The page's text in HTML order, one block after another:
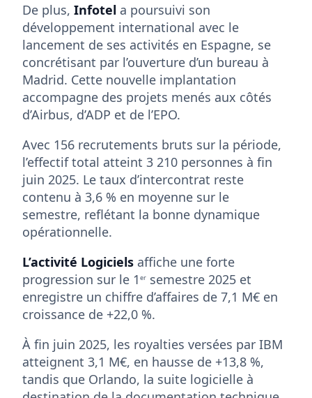
De plus, Infotel a poursuivi son
développement international avec le
lancement de ses activités en Espagne, se
concrétisant par l’ouverture d’un bureau à
Madrid. Cette nouvelle implantation
accompagne des projets menés aux côtés
d’Airbus, d’ADP et de l’EPO.
Avec 156 recrutements bruts sur la période,
l’effectif total atteint 3 210 personnes à fin
juin 2025. Le taux d’intercontrat reste
contenu à 3,6 % en moyenne sur le
semestre, reflétant la bonne dynamique
opérationnelle.
L’activité Logiciels affiche une forte
progression sur le 1 er semestre 2025 et
enregistre un chiffre d’affaires de 7,1 M€ en
croissance de +22,0 %.
À fin juin 2025, les royalties versées par IBM
atteignent 3,1 M€, en hausse de +13,8 %,
tandis que Orlando, la suite logicielle à